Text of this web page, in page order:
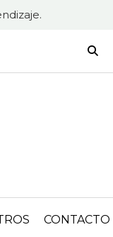
CONTACTO